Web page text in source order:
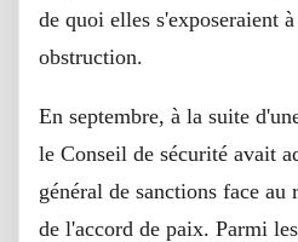
de quoi elles s'exposeraient
obstruction.
En septembre, à la suite
le Conseil de sécurité avait
général de sanctions face
de l'accord de paix. Parmi